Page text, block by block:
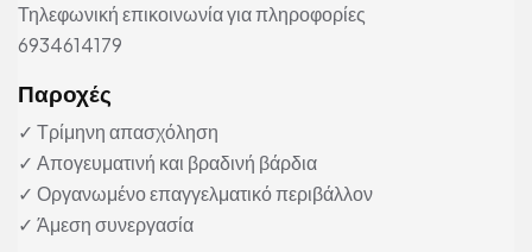
Τηλεφωνική επικοινωνία για πληροφορίες
6934614179
Παροχές
✓ Τρίμηνη απασχόληση
✓ Απογευματινή και βραδινή βάρδια
✓ Οργανωμένο επαγγελματικό περιβάλλον
✓ Άμεση συνεργασία